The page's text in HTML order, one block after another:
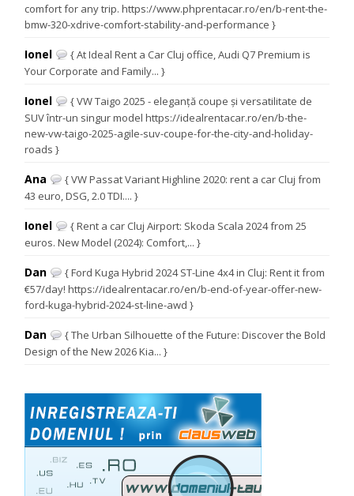
comfort for any trip. https://www.phprentacar.ro/en/b-rent-the-
bmw-320-xdrive-comfort-stability-and-performance }
Ionel
{ At Ideal Rent a Car Cluj office, Audi Q7 Premium is
Your Corporate and Family... }
Ionel
{ VW Taigo 2025 - eleganță coupe și versatilitate de
SUV într-un singur model https://idealrentacar.ro/en/b-the-
new-vw-taigo-2025-agile-suv-coupe-for-the-city-and-holiday-
roads }
Ana
{ VW Passat Variant Highline 2020: rent a car Cluj from
43 euro, DSG, 2.0 TDI.... }
Ionel
{ Rent a car Cluj Airport: Skoda Scala 2024 from 25
euros. New Model (2024): Comfort,... }
Dan
{ Ford Kuga Hybrid 2024 ST-Line 4x4 in Cluj: Rent it from
€57/day! https://idealrentacar.ro/en/b-end-of-year-offer-new-
ford-kuga-hybrid-2024-st-line-awd }
Dan
{ The Urban Silhouette of the Future: Discover the Bold
Design of the New 2026 Kia... }